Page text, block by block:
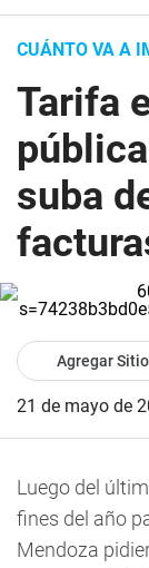
CUÁNTO VA A
Tarifa
suba
Agregar
21 de mayo de
Luego del
fines del año
Mendoza